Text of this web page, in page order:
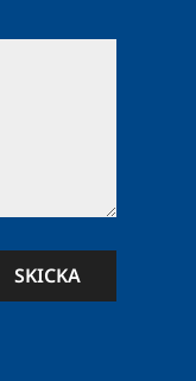
SKICKA